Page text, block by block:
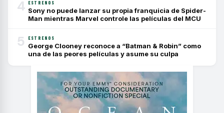
4 ESTRENOS
Sony no puede lanzar su propia franquicia de Spider-
Man mientras Marvel controle las películas del MCU
5 ESTRENOS
George Clooney reconoce a “Batman & Robin” como
una de las peores películas y asume su culpa